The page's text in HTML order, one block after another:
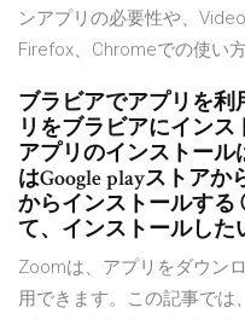
ンアプリの必要性や、
Firefox、Chromeでの使い
ブラビアでアプリを
リをブラビアにインス
アプリのインストー
はGoogle playストア
からインストールす
て、インストールした
Zoomは、アプリをダウン
用できます。この記事では